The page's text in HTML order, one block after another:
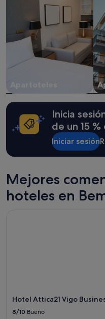
disponibilidad
Pueden
aplicarse
términos
condiciones
adicionales.
Apartoteles
Inicia
de un 15
Iniciar sesión
Mejores
hoteles en
Hotel Attica21 Vigo
8/10 Bueno